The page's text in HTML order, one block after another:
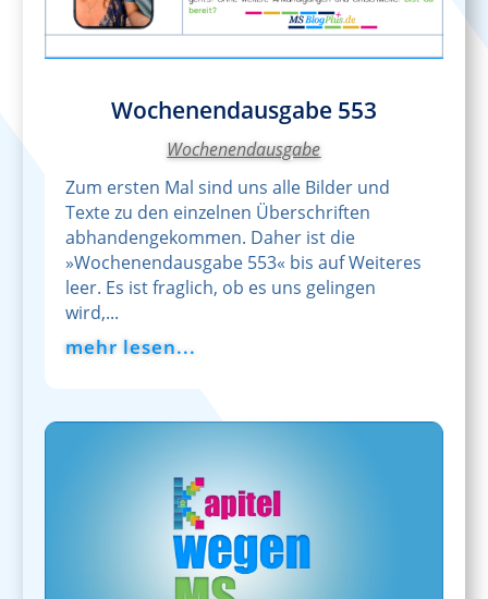
Wochenendausgabe 553
Wochenendausgabe
Zum ersten Mal sind uns alle Bilder und
Texte zu den einzelnen Überschriften
abhandengekommen. Daher ist die
»Wochenendausgabe 553« bis auf Weiteres
leer. Es ist fraglich, ob es uns gelingen
wird,...
mehr lesen...